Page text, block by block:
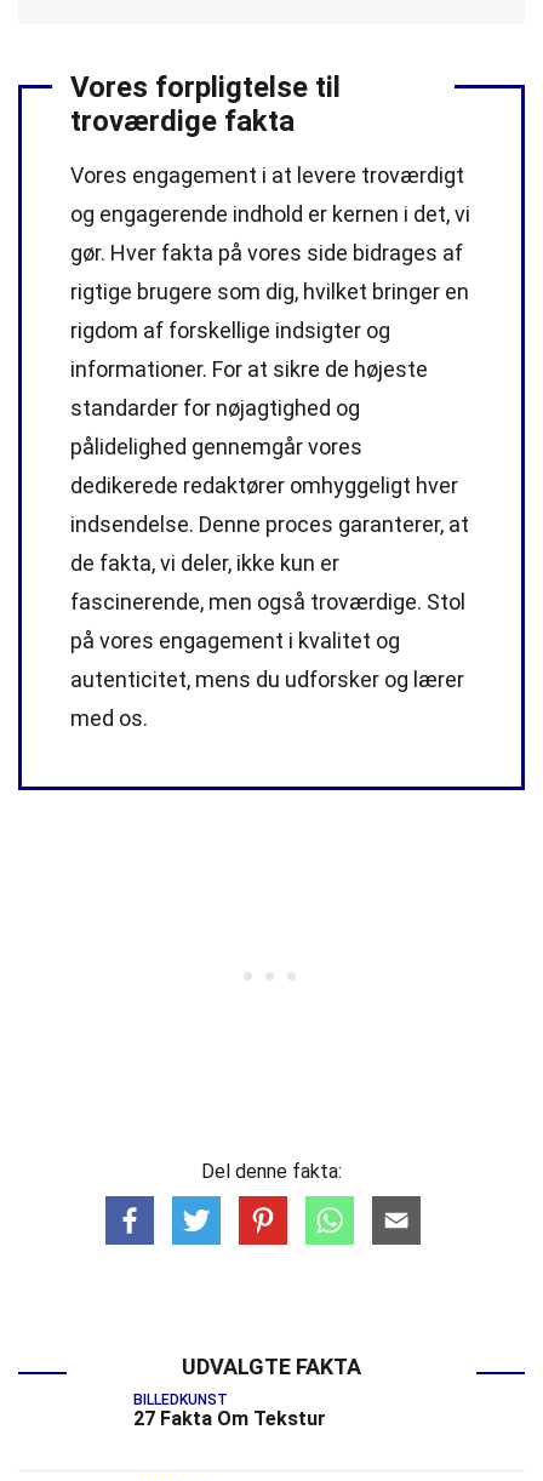
Vores forpligtelse til
troværdige fakta
Vores engagement i at levere troværdigt
og engagerende indhold er kernen i det, vi
gør. Hver fakta på vores side bidrages af
rigtige brugere som dig, hvilket bringer en
rigdom af forskellige indsigter og
informationer. For at sikre de højeste
standarder for nøjagtighed og
pålidelighed gennemgår vores
dedikerede redaktører omhyggeligt hver
indsendelse. Denne proces garanterer, at
de fakta, vi deler, ikke kun er
fascinerende, men også troværdige. Stol
på vores engagement i kvalitet og
autenticitet, mens du udforsker og lærer
med os.
Del denne fakta:
UDVALGTE FAKTA
BILLEDKUNST
27 Fakta Om Tekstur